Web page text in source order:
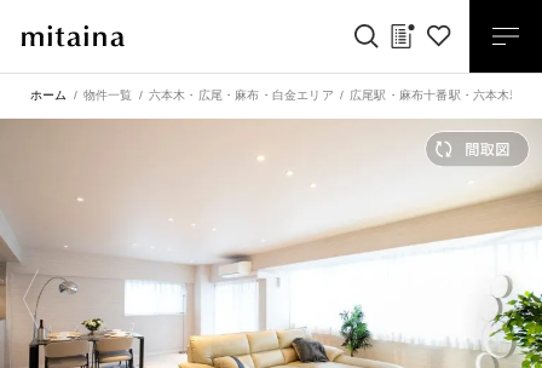
ホーム 物件一覧 六本木・広尾・麻布・白金エリア 広尾駅 ・ 麻布十番駅 ・六本木駅